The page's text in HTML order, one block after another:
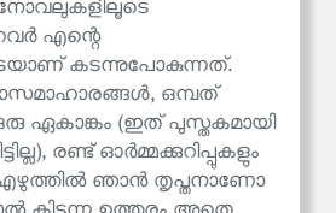
എന്റെ
കടന്നുപോകുന്നത്.
ഒമ്പത്
ഏകാങ്കം (ഇത് പുസ്തകമായി
രണ്ട് ഓർമ്മക്കുറിപ്പുകളും
ഞാൻ തൃപ്തനാണോ